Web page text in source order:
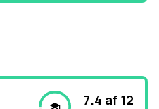
7.4 af 12